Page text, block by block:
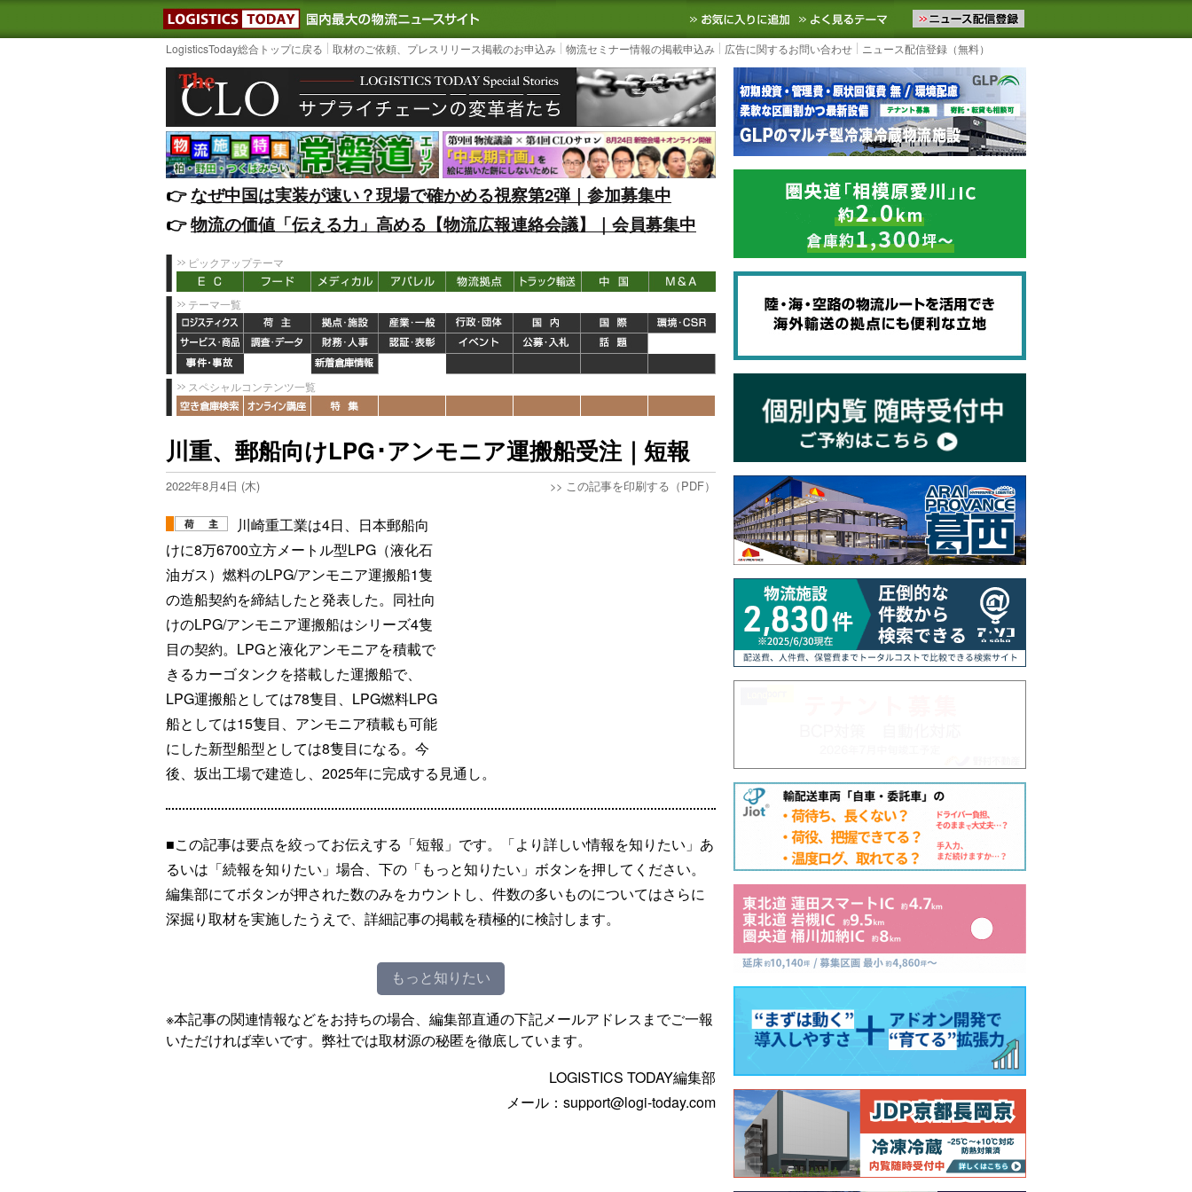
LOGISTICS TODAY｜国内最大の物流ニュースサイト3PL, SCMなど国内外の最新の物流ニュースをお届けします。物流ニュースメール配信を登録す
お気に入りに追加 よく見るテーマ
LogisticsToday総合トップに戻る 取材のご依頼、プレスリリース掲載のお申込み 物流セミナー情報の掲載申込み 広告に関するお問い合わせ ニュース配信登録（無料）
👉️なぜ中国は実装が速い？現場で確かめる視察第2弾｜参加募集中
👉️物流の価値「伝える力」高める【物流広報連絡会議】｜会員募集中
ピックアップテーマ
テーマ一覧
スペシャルコンテンツ一覧
川重、郵船向けLPG･アンモニア運搬船受注｜短報
2022年8月4日 (木) >> この記事を印刷する（PDF）
川崎重工業は4日、日本郵船向
けに8万6700立方メートル型LPG（液化石
油ガス）燃料のLPG/アンモニア運搬船1隻
の造船契約を締結したと発表した。同社向
けのLPG/アンモニア運搬船はシリーズ4隻
目の契約。LPGと液化アンモニアを積載で
きるカーゴタンクを搭載した運搬船で、
LPG運搬船としては78隻目、LPG燃料LPG
船としては15隻目、アンモニア積載も可能
にした新型船型としては8隻目になる。今
後、坂出工場で建造し、2025年に完成する見通し。
■この記事は要点を絞ってお伝えする「短報」です。「より詳しい情報を知りたい」あ
るいは「続報を知りたい」場合、下の「もっと知りたい」ボタンを押してください。
編集部にてボタンが押された数のみをカウントし、件数の多いものについてはさらに
深掘り取材を実施したうえで、詳細記事の掲載を積極的に検討します。
もっと知りたい
※本記事の関連情報などをお持ちの場合、編集部直通の下記メールアドレスまでご一報
いただければ幸いです。弊社では取材源の秘匿を徹底しています。
LOGISTICS TODAY編集部
メール：support@logi-today.com